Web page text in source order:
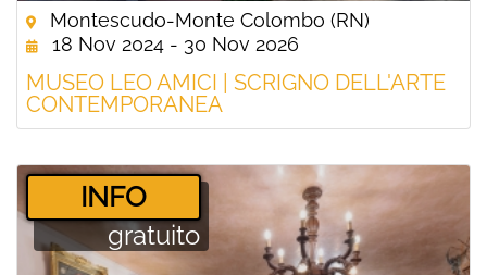
Montescudo-Monte Colombo (RN)
18 Nov 2024 - 30 Nov 2026
MUSEO LEO AMICI | SCRIGNO DELL'ARTE
CONTEMPORANEA
­INFO
gratuito